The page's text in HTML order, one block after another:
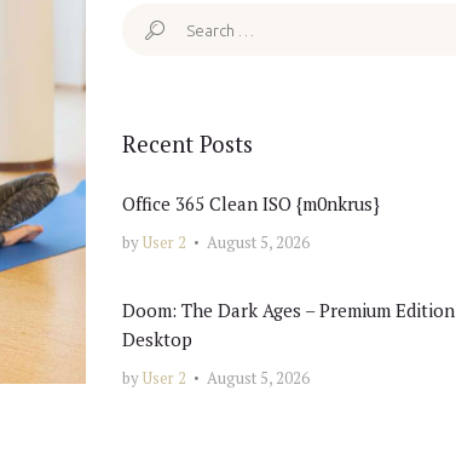
Search
Recent Posts
Office 365 Clean ISO {m0nkrus}
byUser 2 August 5, 2026
Doom: The Dark Ages – Premium Edition
Desktop
byUser 2 August 5, 2026